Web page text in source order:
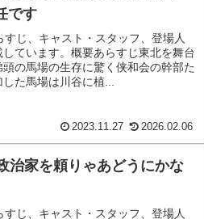
です
じ、キャスト・スタッフ、登場人
ています。概要あらすじ東北を舞台
の馬場の生存に驚く侠和会の幹部た
た馬場は川谷に植...
2023.11.27 2026.02.06
治家を頼りゃあどうにかな
じ、キャスト・スタッフ、登場人